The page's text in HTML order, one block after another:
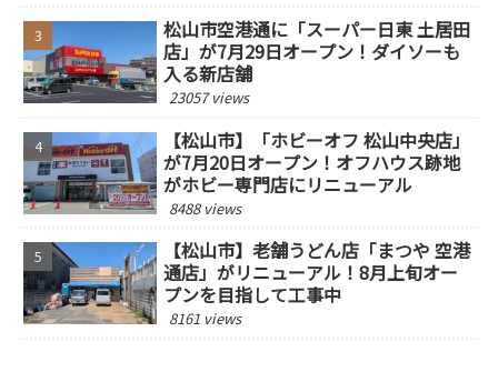
松山市空港通に「スーパー日東 土居田
店」が7月29日オープン！ダイソーも
入る新店舗
23057 views
【松山市】「ホビーオフ 松山中央店」
が7月20日オープン！オフハウス跡地
がホビー専門店にリニューアル
8488 views
【松山市】老舗うどん店「まつや 空港
通店」がリニューアル！8月上旬オー
プンを目指して工事中
8161 views